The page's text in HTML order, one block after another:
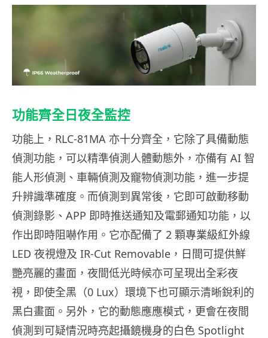
功能齊全日夜全監控
功能上，RLC-81MA 亦十分齊全，它除了具備動態
偵測功能，可以精準偵測人體動態外，亦備有 AI 智
能人形偵測、車輛偵測及寵物偵測功能，進一步提
升辨識準確度。而偵測到異常後，它即可啟動移動
偵測錄影、APP 即時推送通知及電郵通知功能，以
作出即時阻嚇作用。它亦配備了 2 顆專業級紅外線
LED 夜視燈及 IR-Cut Removable，日間可提供鮮
艷亮麗的畫面，夜間低光時候亦可呈現出全彩夜
視，即使全黑（0 Lux）環境下也可顯示清晰銳利的
黑白畫面。另外，它的動態應應模式，更會在夜間
偵測到可疑情況時亮起攝鏡機身的白色 Spotlight